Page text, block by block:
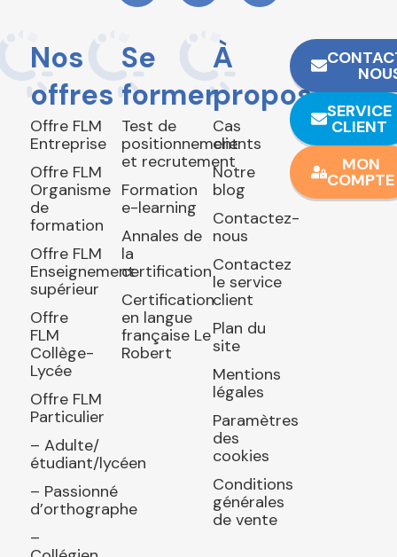
Nos
offres
Offre FLM
Entreprise
Offre FLM
Organisme
de
formation
Offre FLM
Enseignement
supérieur
Offre
FLM
Collège-
Lycée
Offre FLM
Particulier
– Adulte/
étudiant/lycéen
– Passionné
d’orthographe
–
Se
former
Test de
positionnement
et recrutement
Formation
e-learning
Annales de
la
certification
Certification
en langue
française Le
Robert
À
propos
Cas
clients
Notre
blog
Contactez-
nous
Contactez
le service
client
Plan du
site
Mentions
légales
Paramètres
des
cookies
Conditions
générales
de vente
SERVICE
CLIENT
MON
COMPTE